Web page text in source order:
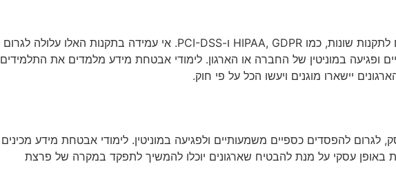
ארגונים אשר מטפלים בנתונים רגישים כפופים לתקנות שונות, כמו HIPAA, GDPR ו-PCI-DSS. אי עמידה בתקנות האלו עלולה לגרום
ופגיעה במוניטין של החברה או הארגון. לימודי אבטחת מידע מלמדים את התלמידים
יישארו מוגנים ויעשו הכל על פי חוק.
להפסדים כספיים משמעותיים ולפגיעה במוניטין. לימודי אבטחת מידע מכינים
באופן עסקי על מנת להבטיח שארגונים יוכלו להמשיך לתפקד במקרה של פרצת